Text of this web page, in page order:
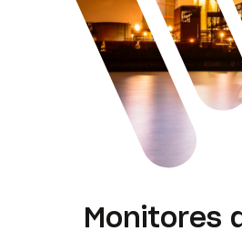
Monitores